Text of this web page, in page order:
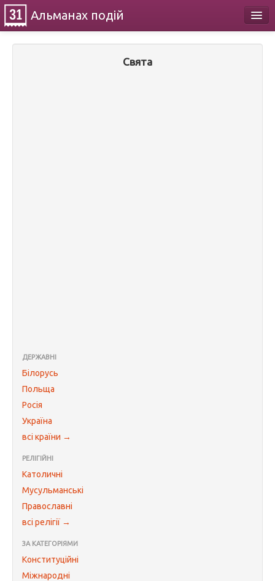
Альманах подій
Свята
ДЕРЖАВНІ
Білорусь
Польща
Росія
Україна
всі країни →
РЕЛІГІЙНІ
Католичні
Мусульманські
Православні
всі релігії →
ЗА КАТЕГОРІЯМИ
Конституційні
Міжнародні